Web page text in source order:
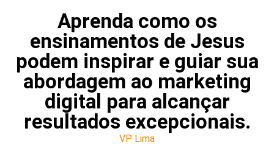
Aprenda como os
ensinamentos de Jesus
podem inspirar e guiar sua
abordagem ao marketing
digital para alcançar
resultados excepcionais.
VP Lima